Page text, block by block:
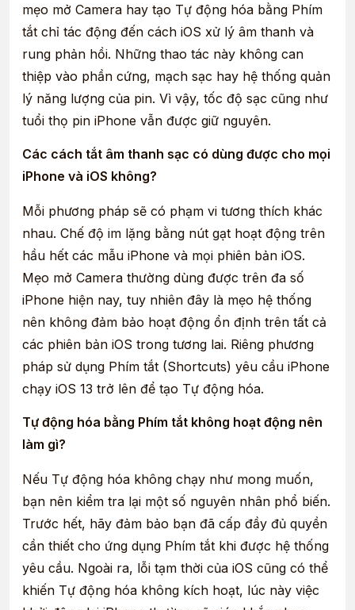
mẹo mở Camera hay tạo Tự động hóa bằng Phím
tắt chỉ tác động đến cách iOS xử lý âm thanh và
rung phản hồi. Những thao tác này không can
thiệp vào phần cứng, mạch sạc hay hệ thống quản
lý năng lượng của pin. Vì vậy, tốc độ sạc cũng như
tuổi thọ pin iPhone vẫn được giữ nguyên.
Các cách tắt âm thanh sạc có dùng được cho mọi
iPhone và iOS không?
Mỗi phương pháp sẽ có phạm vi tương thích khác
nhau. Chế độ im lặng bằng nút gạt hoạt động trên
hầu hết các mẫu iPhone và mọi phiên bản iOS.
Mẹo mở Camera thường dùng được trên đa số
iPhone hiện nay, tuy nhiên đây là mẹo hệ thống
nên không đảm bảo hoạt động ổn định trên tất cả
các phiên bản iOS trong tương lai. Riêng phương
pháp sử dụng Phím tắt (Shortcuts) yêu cầu iPhone
chạy iOS 13 trở lên để tạo Tự động hóa.
Tự động hóa bằng Phím tắt không hoạt động nên
làm gì?
Nếu Tự động hóa không chạy như mong muốn,
bạn nên kiểm tra lại một số nguyên nhân phổ biến.
Trước hết, hãy đảm bảo bạn đã cấp đầy đủ quyền
cần thiết cho ứng dụng Phím tắt khi được hệ thống
yêu cầu. Ngoài ra, lỗi tạm thời của iOS cũng có thể
khiến Tự động hóa không kích hoạt, lúc này việc